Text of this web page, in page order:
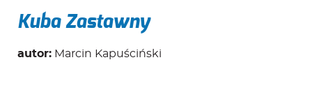
Kuba Zastawny
autor: Marcin Kapuściński